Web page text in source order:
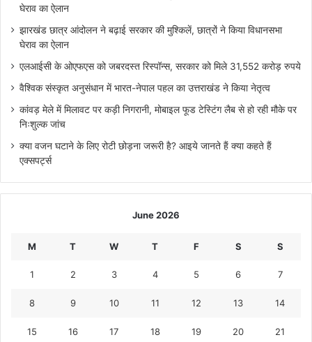
घेराव का ऐलान
झारखंड छात्र आंदोलन ने बढ़ाई सरकार की मुश्किलें, छात्रों ने किया विधानसभा
घेराव का ऐलान
एलआईसी के ओएफएस को जबरदस्त रिस्पॉन्स, सरकार को मिले 31,552 करोड़ रुपये
वैश्विक संस्कृत अनुसंधान में भारत-नेपाल पहल का उत्तराखंड ने किया नेतृत्व
कांवड़ मेले में मिलावट पर कड़ी निगरानी, मोबाइल फूड टेस्टिंग लैब से हो रही मौके पर
निःशुल्क जांच
क्या वजन घटाने के लिए रोटी छोड़ना जरूरी है? आइये जानते हैं क्या कहते हैं
एक्सपर्ट्स
June 2026
M T W T F S S
1 2 3 4 5 6 7
8 9 10 11 12 13 14
15 16 17 18 19 20 21